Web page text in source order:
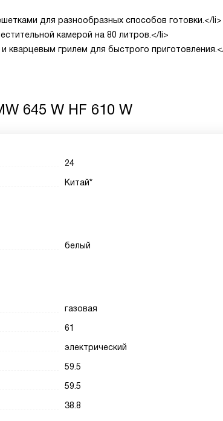
для разнообразных способов готовки.</li>
камерой на 80 литров.</li>
кварцевым грилем для быстрого
645 W HF 610 W
24
Китай*
белый
газовая
61
электрический
59.5
59.5
38.8